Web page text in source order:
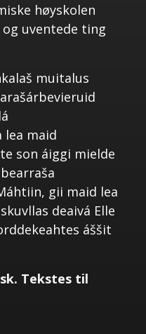
høyskolen
uventede ting
muitalus
lea maid
son áiggi mielde
gii maid lea
deaivá Elle
áššit
Tekstes til